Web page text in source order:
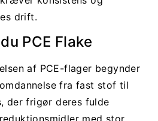
drift.
PCE Flake
af PCE-flager begynder
fra fast stof til
der frigør deres fulde